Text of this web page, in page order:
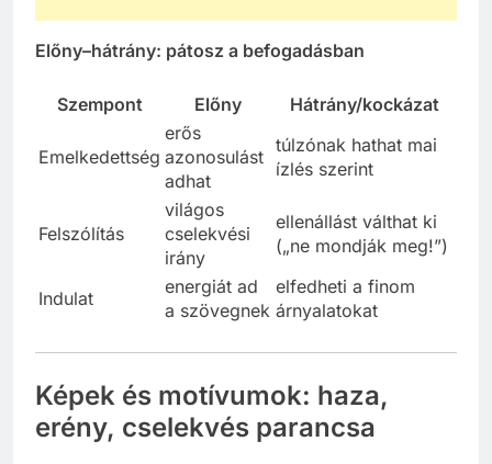
Előny–hátrány: pátosz a befogadásban
Szempont Előny Hátrány/kockázat
Emelkedettség
erős
azonosulást
adhat
túlzónak hathat mai
ízlés szerint
Felszólítás
világos
cselekvési
irány
ellenállást válthat ki
(„ne mondják meg!”)
Indulat
energiát ad
a szövegnek
elfedheti a finom
árnyalatokat
Képek és motívumok: haza,
erény, cselekvés parancsa